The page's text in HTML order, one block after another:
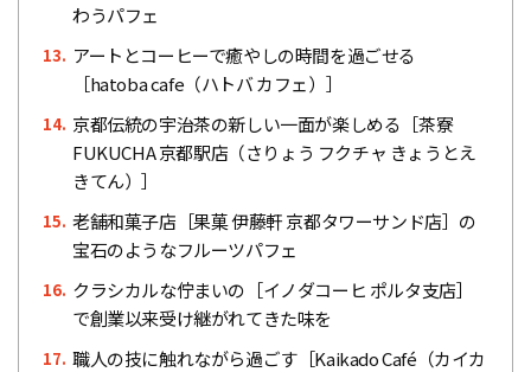
わうパフェ
13. アートとコーヒーで癒やしの時間を過ごせる
［hatoba cafe（ハトバ カフェ）］
14. 京都伝統の宇治茶の新しい一面が楽しめる［茶寮
FUKUCHA 京都駅店（さりょう フクチャ きょうとえ
きてん）］
15. 老舗和菓子店［果菓 伊藤軒 京都タワーサンド店］の
宝石のようなフルーツパフェ
16. クラシカルな佇まいの［イノダコーヒ ポルタ支店］
で創業以来受け継がれてきた味を
17. 職人の技に触れながら過ごす［Kaikado Café（カイカ